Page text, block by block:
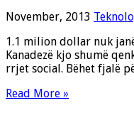
November, 2013
1.1 milion dollar nuk
Kanadezë kjo shumë
rrjet social. Bëhet fjalë
Read More »